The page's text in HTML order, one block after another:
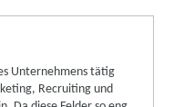
Unternehmens tätig
Recruiting und